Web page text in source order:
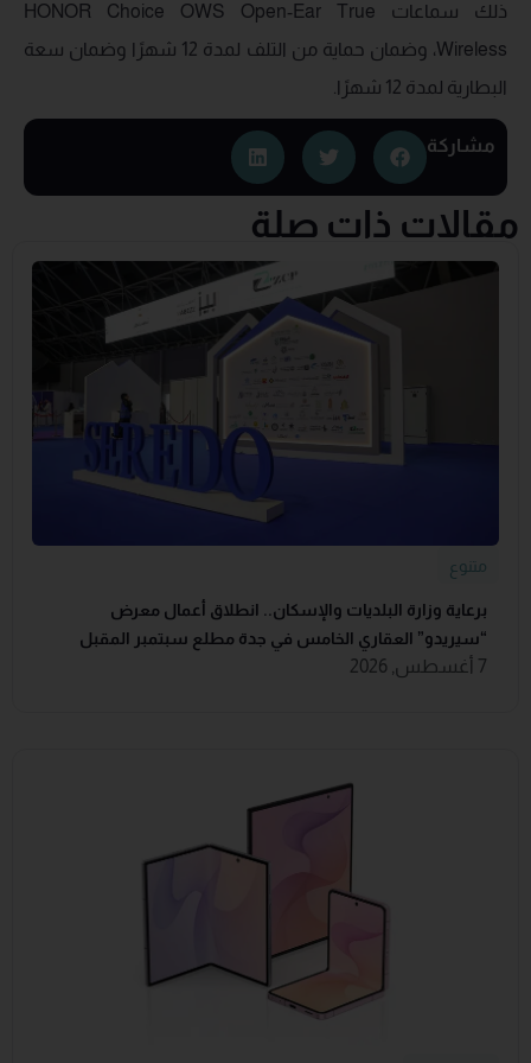
ذلك سماعات HONOR Choice OWS Open-Ear True
Wireless، وضمان حماية من التلف لمدة 12 شهرًا وضمان سعة
البطارية لمدة 12 شهرًا.
مشاركة
مقالات ذات صلة
متنوع
برعاية وزارة البلديات والإسكان.. انطلاق أعمال معرض
“سيريدو” العقاري الخامس في جدة مطلع سبتمبر المقبل
7 أغسطس, 2026